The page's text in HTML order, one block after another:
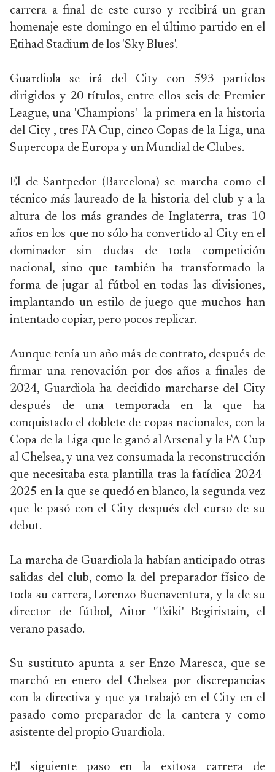
carrera a final de este curso y recibirá un gran
homenaje este domingo en el último partido en el
Etihad Stadium de los 'Sky Blues'.
Guardiola se irá del City con 593 partidos
dirigidos y 20 títulos, entre ellos seis de Premier
League, una 'Champions' -la primera en la historia
del City-, tres FA Cup, cinco Copas de la Liga, una
Supercopa de Europa y un Mundial de Clubes.
El de Santpedor (Barcelona) se marcha como el
técnico más laureado de la historia del club y a la
altura de los más grandes de Inglaterra, tras 10
años en los que no sólo ha convertido al City en el
dominador sin dudas de toda competición
nacional, sino que también ha transformado la
forma de jugar al fútbol en todas las divisiones,
implantando un estilo de juego que muchos han
intentado copiar, pero pocos replicar.
Aunque tenía un año más de contrato, después de
firmar una renovación por dos años a finales de
2024, Guardiola ha decidido marcharse del City
después de una temporada en la que ha
conquistado el doblete de copas nacionales, con la
Copa de la Liga que le ganó al Arsenal y la FA Cup
al Chelsea, y una vez consumada la reconstrucción
que necesitaba esta plantilla tras la fatídica 2024-
2025 en la que se quedó en blanco, la segunda vez
que le pasó con el City después del curso de su
debut.
La marcha de Guardiola la habían anticipado otras
salidas del club, como la del preparador físico de
toda su carrera, Lorenzo Buenaventura, y la de su
director de fútbol, Aitor 'Txiki' Begiristain, el
verano pasado.
Su sustituto apunta a ser Enzo Maresca, que se
marchó en enero del Chelsea por discrepancias
con la directiva y que ya trabajó en el City en el
pasado como preparador de la cantera y como
asistente del propio Guardiola.
El siguiente paso en la exitosa carrera de